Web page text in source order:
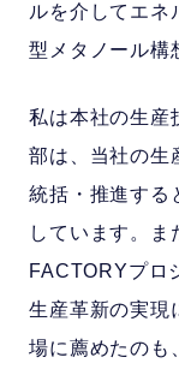
ルを介してエネ
型メタノール構
私は本社の生産
部は、当社の生
統括・推進する
しています。
FACTORYプロ
生産革新の実現
場に薦めたのも